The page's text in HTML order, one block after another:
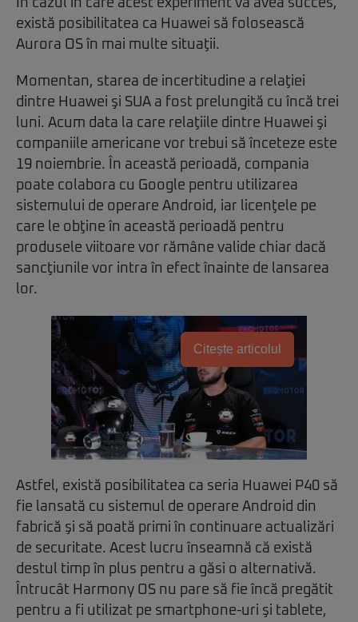
În cazul în care acest experiment va avea succes,
există posibilitatea ca Huawei să folosească
Aurora OS în mai multe situaţii.
Momentan, starea de incertitudine a relaţiei
dintre Huawei şi SUA a fost prelungită cu încă trei
luni. Acum data la care relaţiile dintre Huawei şi
companiile americane vor trebui să înceteze este
19 noiembrie. În această perioadă, compania
poate colabora cu Google pentru utilizarea
sistemului de operare Android, iar licenţele pe
care le obţine în această perioadă pentru
produsele viitoare vor rămâne valide chiar dacă
sancţiunile vor intra în efect înainte de lansarea
lor.
Citește articolul
Astfel, există posibilitatea ca seria Huawei P40 să
fie lansată cu sistemul de operare Android din
fabrică şi să poată primi în continuare actualizări
de securitate. Acest lucru înseamnă că există
destul timp în plus pentru a găsi o alternativă.
Întrucât Harmony OS nu pare să fie încă pregătit
pentru a fi utilizat pe smartphone-uri şi tablete,